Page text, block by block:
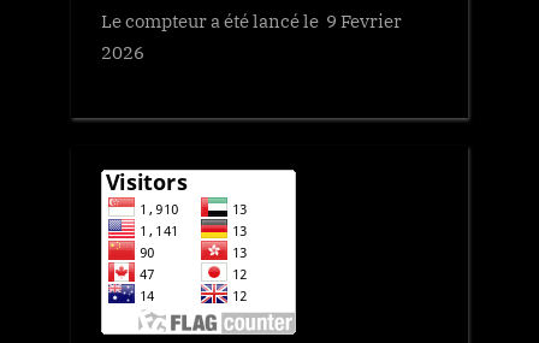
Le compteur a été lancé le 9 Fevrier
2026